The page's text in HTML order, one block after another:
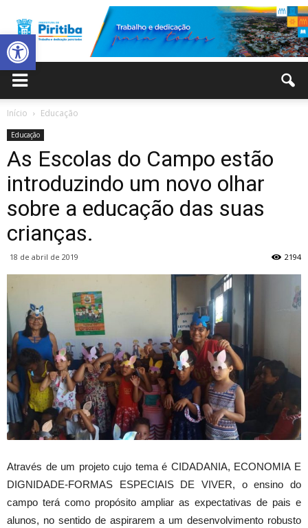
Abrir a barra de ferramentas
Municipal
de
Piritiba
Início Educação
Educação
As Escolas do Campo estão
introduzindo um novo olhar
sobre a educação das suas
crianças.
18 de abril de 2019 2194
Através de um projeto cujo tema é CIDADANIA, ECONOMIA E
DIGNIDADE-FORMAS ESPECIAIS DE VIVER, o ensino do
campo terá como propósito ampliar as expectativas de pais e
alunos, no sentido de aspirarem a um desenvolvimento robusto